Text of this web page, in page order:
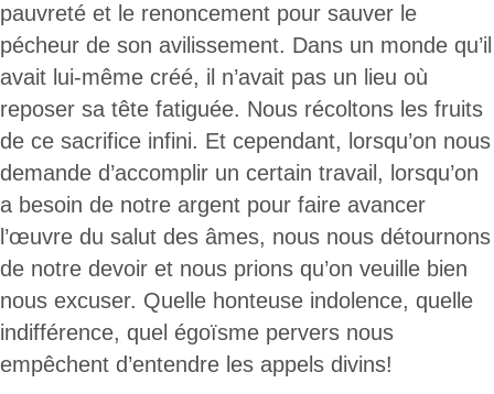
pauvreté et le renoncement pour sauver le
pécheur de son avilissement. Dans un monde qu’il
avait lui-même créé, il n’avait pas un lieu où
reposer sa tête fatiguée. Nous récoltons les fruits
de ce sacrifice infini. Et cependant, lorsqu’on nous
demande d’accomplir un certain travail, lorsqu’on
a besoin de notre argent pour faire avancer
l’œuvre du salut des âmes, nous nous détournons
de notre devoir et nous prions qu’on veuille bien
nous excuser. Quelle honteuse indolence, quelle
indifférence, quel égoïsme pervers nous
empêchent d’entendre les appels divins!